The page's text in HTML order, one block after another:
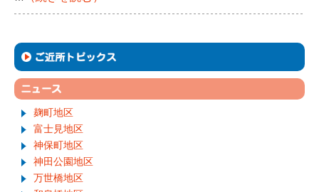
麹町地区
富士見地区
神保町地区
神田公園地区
万世橋地区